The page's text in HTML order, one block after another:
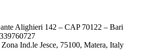
Alighieri 142 – CAP 70122 – Bari
Ind.le Jesce, 75100, Matera, Italy